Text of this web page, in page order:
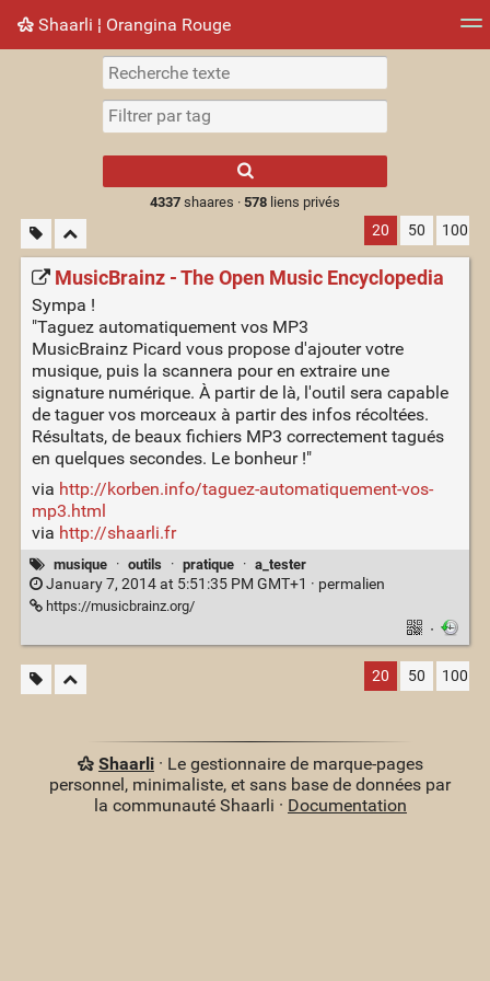
Shaarli ¦ Orangina Rouge
Nuage de tags Mur d'images
results.
4337shaares · 578liens privés
20 50 100
MusicBrainz - The Open Music Encyclopedia
Sympa !
"Taguez automatiquement vos MP3
MusicBrainz Picard vous propose d'ajouter votre
musique, puis la scannera pour en extraire une
signature numérique. À partir de là, l'outil sera capable
de taguer vos morceaux à partir des infos récoltées.
Résultats, de beaux fichiers MP3 correctement tagués
en quelques secondes. Le bonheur !"
via http://korben.info/taguez-automatiquement-vos-
mp3.html
via http://shaarli.fr
musique · outils · pratique · a_tester
January 7, 2014 at 5:51:35 PM GMT+1 · permalien
https://musicbrainz.org/
·
20 50 100
Shaarli· Le gestionnaire de marque-pages
personnel, minimaliste, et sans base de données par
la communauté Shaarli · Documentation